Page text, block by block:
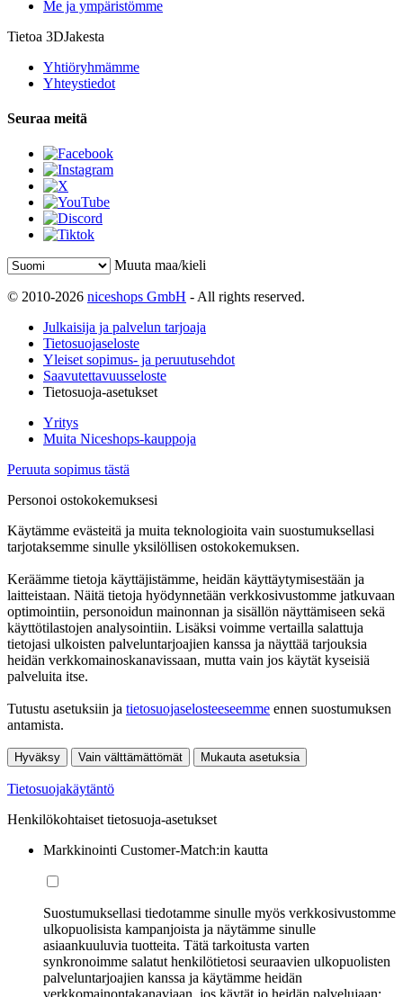
Me ja ympäristömme
Tietoa 3DJakesta
Yhtiöryhmämme
Yhteystiedot
Seuraa meitä
Muuta maa/kieli
© 2010-2026 niceshops GmbH - All rights reserved.
Julkaisija ja palvelun tarjoaja
Tietosuojaseloste
Yleiset sopimus- ja peruutusehdot
Saavutettavuusseloste
Tietosuoja-asetukset
Yritys
Muita Niceshops-kauppoja
Peruuta sopimus tästä
Personoi ostokokemuksesi
Käytämme evästeitä ja muita teknologioita vain suostumuksellasi
tarjotaksemme sinulle yksilöllisen ostokokemuksen.
Keräämme tietoja käyttäjistämme, heidän käyttäytymisestään ja
laitteistaan. Näitä tietoja hyödynnetään verkkosivustomme jatkuvaan
optimointiin, personoidun mainonnan ja sisällön näyttämiseen sekä
käyttötilastojen analysointiin. Lisäksi voimme vertailla salattuja
tietojasi ulkoisten palveluntarjoajien kanssa ja näyttää tarjouksia
heidän verkkomainoskanavissaan, mutta vain jos käytät kyseisiä
palveluita itse.
Tutustu asetuksiin ja tietosuojaselosteeseemme ennen suostumuksen
antamista.
Hyväksy Vain välttämättömät Mukauta asetuksia
Tietosuojakäytäntö
Henkilökohtaiset tietosuoja-asetukset
Markkinointi Customer-Match:in kautta
Suostumuksellasi tiedotamme sinulle myös verkkosivustomme
ulkopuolisista kampanjoista ja näytämme sinulle
asiaankuuluvia tuotteita. Tätä tarkoitusta varten
synkronoimme salatut henkilötietosi seuraavien ulkopuolisten
palveluntarjoajien kanssa ja käytämme heidän